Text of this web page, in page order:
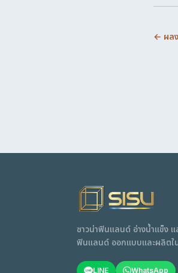
← ผล
ซาวน่าฟินแลนด์ อ่างน้ำแข็
ฟินแลนด์ ออกแบบและผลิตใ
LINE WhatsApp